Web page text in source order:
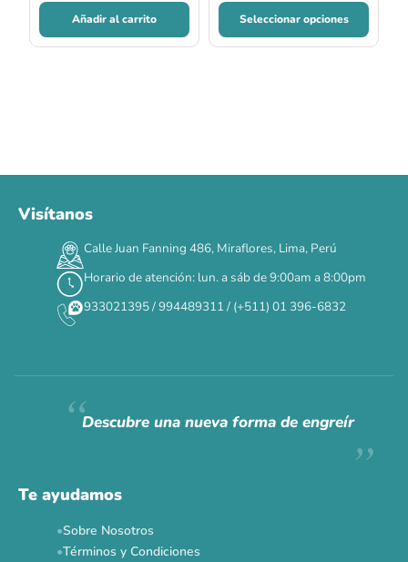
Añadir al carrito Seleccionar opciones
DÍAS HORAS MIN SEG
✕
Siempre fuimosraros.
Visítanos
Calle Juan Fanning 486, Miraflores, Lima, Perú
Horario de atención: lun. a sáb de 9:00am a 8:00pm
933021395 / 994489311 / (+511) 01 396-6832
Descubre una nueva forma de engreír
Te ayudamos
Sobre Nosotros
Términos y Condiciones